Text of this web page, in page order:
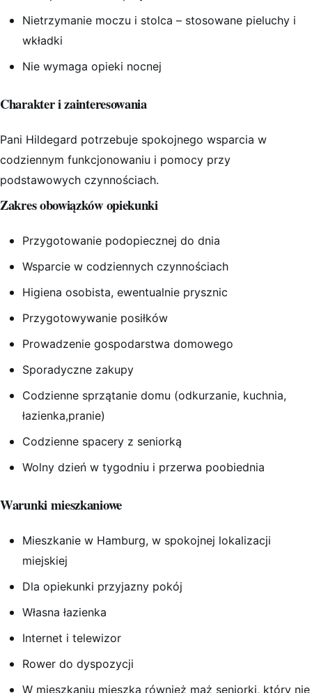
Nietrzymanie moczu i stolca – stosowane pieluchy i
wkładki
Nie wymaga opieki nocnej
Charakter i zainteresowania
Pani Hildegard potrzebuje spokojnego wsparcia w
codziennym funkcjonowaniu i pomocy przy
podstawowych czynnościach.
Zakres obowiązków opiekunki
Przygotowanie podopiecznej do dnia
Wsparcie w codziennych czynnościach
Higiena osobista, ewentualnie prysznic
Przygotowywanie posiłków
Prowadzenie gospodarstwa domowego
Sporadyczne zakupy
Codzienne sprzątanie domu (odkurzanie, kuchnia,
łazienka,pranie)
Codzienne spacery z seniorką
Wolny dzień w tygodniu i przerwa poobiednia
Warunki mieszkaniowe
Mieszkanie w Hamburg, w spokojnej lokalizacji
miejskiej
Dla opiekunki przyjazny pokój
Własna łazienka
Internet i telewizor
Rower do dyspozycji
W mieszkaniu mieszka również mąż seniorki, który nie